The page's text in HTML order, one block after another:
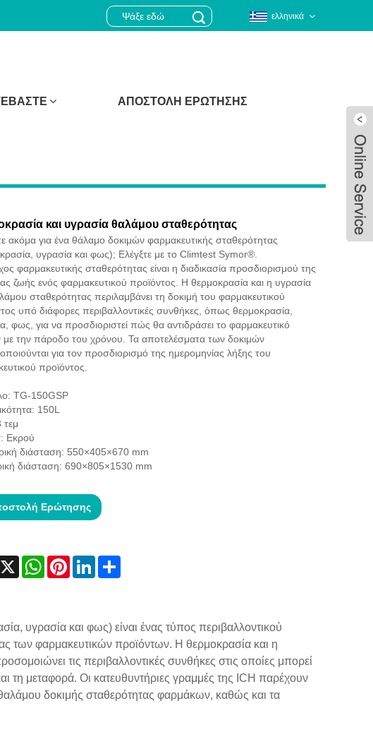
ελληνικά
ΑΠΟΣΤΟΛΉ ΕΡΏΤΗΣΗΣ
και υγρασία θαλάμου σταθερότητας
ακόμα για ένα θάλαμο δοκιμών φαρμακευτικής σταθερότητας
υγρασία και φως); Ελέγξτε με το Climtest Symor®.
φαρμακευτικής σταθερότητας είναι η διαδικασία προσδιορισμού της
ζωής ενός φαρμακευτικού προϊόντος. Η θερμοκρασία και η υγρασία
σταθερότητας περιλαμβάνει τη δοκιμή του φαρμακευτικού
υπό διάφορες περιβαλλοντικές συνθήκες, όπως θερμοκρασία,
φως, για να προσδιοριστεί πώς θα αντιδράσει το φαρμακευτικό
με την πάροδο του χρόνου. Τα αποτελέσματα των δοκιμών
για τον προσδιορισμό της ημερομηνίας λήξης του
προϊόντος.
TG-150GSP
150L
τεμ
Εκρού
διάσταση: 550×405×670 mm
διάσταση: 690×805×1530 mm
Ερώτησης
X WhatsAppPinterestLinkedInShare
υγρασία και φως) είναι ένας τύπος περιβαλλοντικού
των φαρμακευτικών προϊόντων. Η θερμοκρασία και η
τις περιβαλλοντικές συνθήκες στις οποίες μπορεί
τη μεταφορά. Οι κατευθυντήριες γραμμές της ICH παρέχουν
δοκιμής σταθερότητας φαρμάκων, καθώς και τα